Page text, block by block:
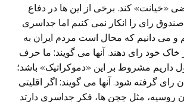
«خیانت» کند. برخی از این ها در دفاع
رای را انکار نمی کنیم اما جداسری
و می دانیم که محال است مردم ایران به
خود رای دهند. آنها می گویند: ما حرف
داریم مشروط بر این «دموکراتیک» باشد؛
رای گرفته شود. آنها می گویند: اگر اقلیتی
روسیه، مثل چچن ها، فکر جداسری دارتد